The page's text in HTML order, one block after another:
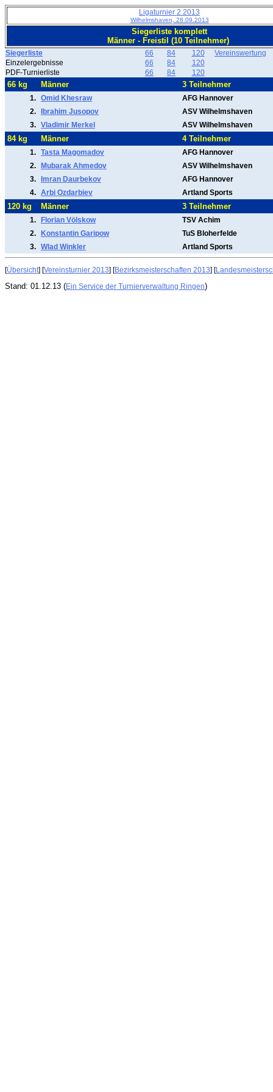
Ligaturnier 2 2013
Wilhelmshaven, 28.09.2013
Siegerliste komplett
Männer - Freistil (10 Teilnehmer)
Siegerliste 66 84 120
Vereinswertung
Einzelergebnisse
66 84
120
PDF-Turnierliste
66 84 120
66 kg Männer 3 Teilnehmer
1. Omid Khesraw
AFG Hannover
2.
Ibrahim Jusopov
ASV Wilhelmshaven
3. Vladimir Merkel ASV Wilhelmshaven
84 kg Männer 4 Teilnehmer
1. Tasta Magomadov
AFG Hannover
2.
Mubarak Ahmedov
ASV Wilhelmshaven
3.
Imran Daurbekov
AFG Hannover
4. Arbi Ozdarbiev Artland Sports
120 kg Männer 3 Teilnehmer
1. Florian Völskow
TSV Achim
2.
Konstantin Garipow
TuS Bloherfelde
3. Wlad Winkler Artland Sports
[Übersicht] [Vereinsturnier 2013] [Bezirksmeisterschaften 2013] [
Stand: 01.12.13 (Ein Service der Turnierverwaltung Ringen)